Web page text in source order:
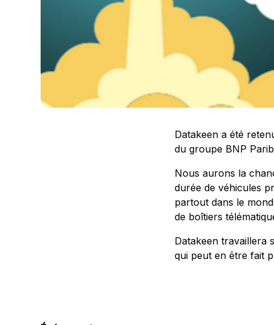
Datakeen a été
du groupe BNP
Nous aurons la
durée de véhicules
partout dans le
de boîtiers
Datakeen travaillera
qui peut en être fait